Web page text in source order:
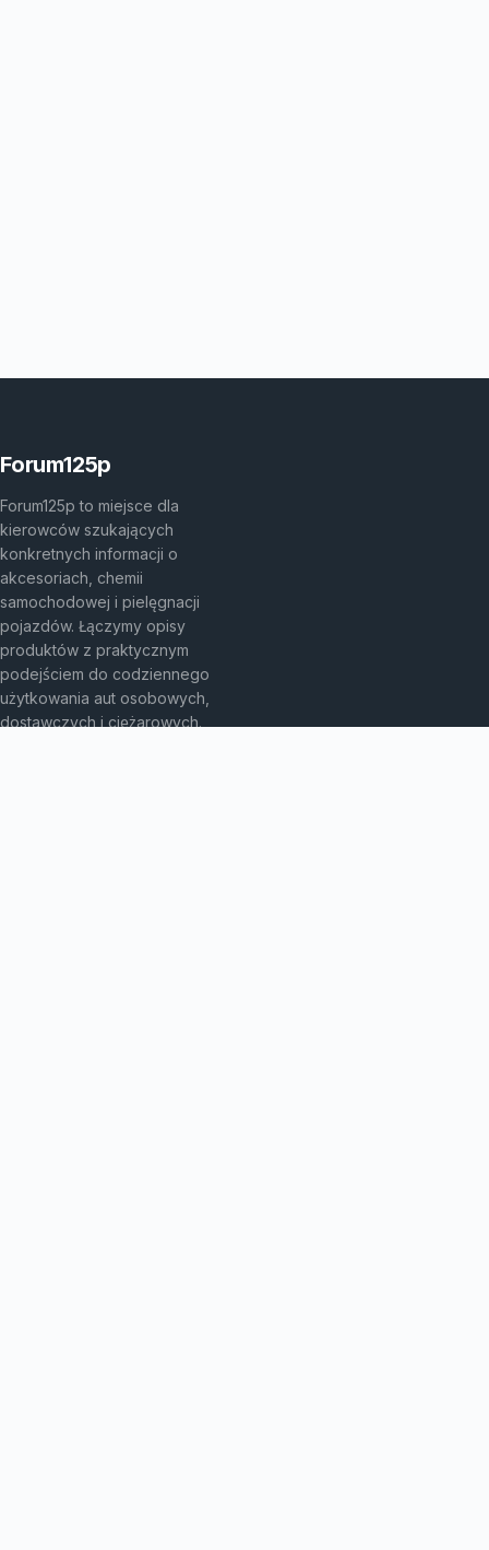
Forum125p
Forum125p to miejsce dla
kierowców szukających
konkretnych informacji o
akcesoriach, chemii
samochodowej i pielęgnacji
pojazdów. Łączymy opisy
produktów z praktycznym
podejściem do codziennego
użytkowania aut osobowych,
dostawczych i ciężarowych.